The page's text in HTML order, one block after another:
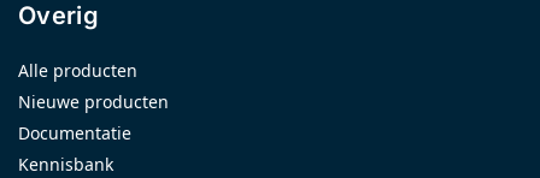
Overig
Alle producten
Nieuwe producten
Documentatie
Kennisbank